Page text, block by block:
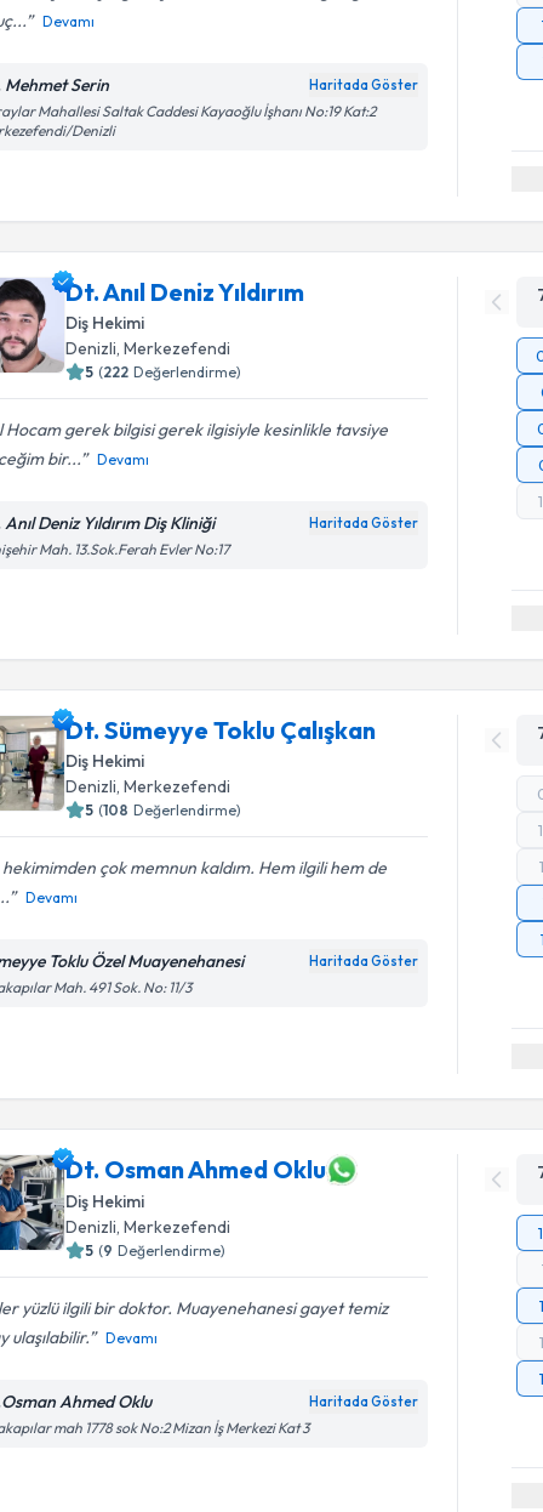
Devamı
Mehmet Serin Haritada Göster
Mahallesi Saltak Caddesi Kayaoğlu İşhanı No:19 Kat:2
Denizli
Dt. Anıl Deniz Yıldırım
Diş Hekimi
Denizli , Merkezefendi
5 (222 Değerlendirme)
Hocam gerek bilgisi gerek ilgisiyle kesinlikle tavsiye
bir...
Devamı
Deniz Yıldırım Diş Kliniği Haritada Göster
Mah. 13.Sok.Ferah Evler No:17
Dt. Sümeyye Toklu Çalışkan
Diş Hekimi
Denizli, Merkezefendi
5 (108 Değerlendirme)
hekimimden çok memnun kaldım. Hem ilgili hem de
Devamı
Toklu Özel Muayenehanesi Haritada Göster
Mah. 491 Sok. No: 11/3
Dt. Osman Ahmed Oklu
Diş Hekimi
Denizli , Merkezefendi
5 (9 Değerlendirme)
yüzlü ilgili bir doktor. Muayenehanesi gayet temiz
ulaşılabilir.
Devamı
Ahmed Oklu Haritada Göster
mah 1778 sok No:2 Mizan İş Merkezi Kat 3